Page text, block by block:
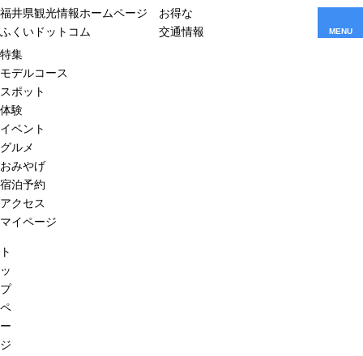
福井県観光情報ホームページ
ふくいドットコム
お得な
交通情報
MENU
特集
モデルコース
スポット
体験
イベント
グルメ
おみやげ
宿泊予約
アクセス
マイページ
ト
ッ
プ
ペ
ー
ジ